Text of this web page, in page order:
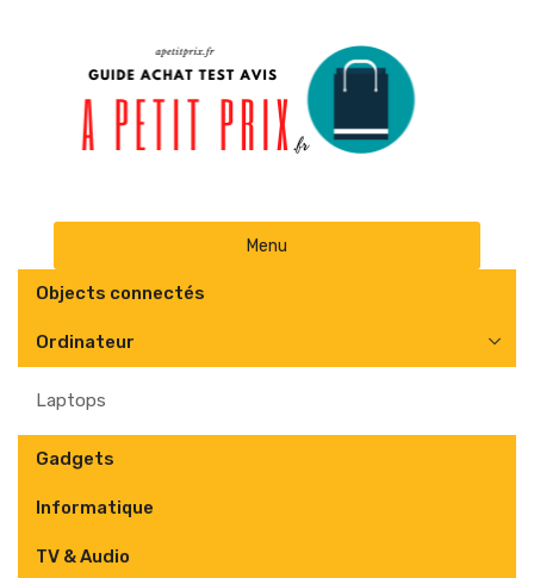
content
Menu
Objects connectés
Ordinateur
Laptops
Gadgets
Informatique
TV & Audio